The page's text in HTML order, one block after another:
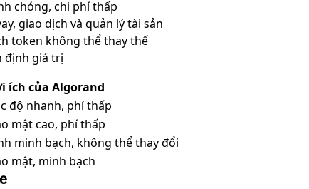
chóng, chi phí thấp
giao dịch và quản lý tài sản
token không thể thay thế
định giá trị
ích của Algorand
độ nhanh, phí thấp
mật cao, phí thấp
minh bạch, không thể thay đổi
mật, minh bạch